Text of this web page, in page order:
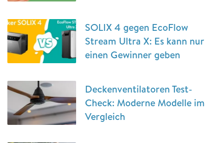
SOLIX 4 gegen EcoFlow
Stream Ultra X: Es kann nur
einen Gewinner geben
Deckenventilatoren Test-
Check: Moderne Modelle im
Vergleich